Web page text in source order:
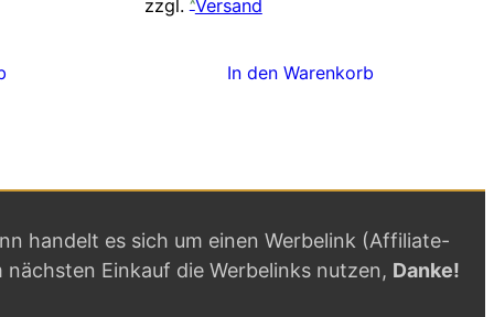
zzgl. Versand
In den Warenkorb
handelt es sich um einen Werbelink (Affiliate-
nächsten Einkauf die Werbelinks nutzen, Danke!